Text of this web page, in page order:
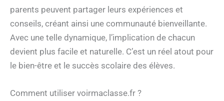
parents peuvent partager leurs expériences et
conseils, créant ainsi une communauté bienveillante.
Avec une telle dynamique, l’implication de chacun
devient plus facile et naturelle. C’est un réel atout pour
le bien-être et le succès scolaire des élèves.
Comment utiliser voirmaclasse.fr ?